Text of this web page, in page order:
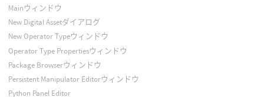
Mainウィンドウ
New Digital Assetダイアログ
New Operator Typeウィンドウ
Operator Type Propertiesウィンドウ
Package Browserウィンドウ
Persistent Manipulator Editorウィンドウ
Python Panel Editor